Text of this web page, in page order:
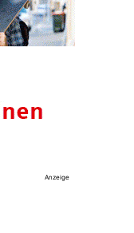
Anzeige